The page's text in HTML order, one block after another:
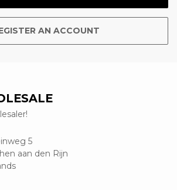
AN ACCOUNT
5
aan den Rijn